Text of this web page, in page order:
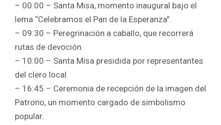
– 00:00 – Santa Misa, momento inaugural bajo el
lema “Celebramos el Pan de la Esperanza”.
– 09:30 – Peregrinación a caballo, que recorrerá
rutas de devoción.
– 10:00 – Santa Misa presidida por representantes
del clero local.
– 16:45 – Ceremonia de recepción de la imagen del
Patrono, un momento cargado de simbolismo
popular.